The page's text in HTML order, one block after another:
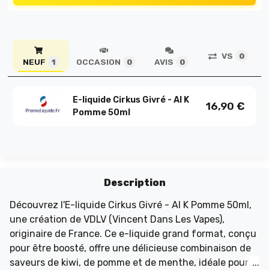
NEUF 1 OCCASION 0 AVIS 0
VS 0
E-liquide Cirkus Givré - Al K
Pomme 50ml
16,90 €
Description
Découvrez l'E-liquide Cirkus Givré - Al K Pomme 50ml,
une création de VDLV (Vincent Dans Les Vapes),
originaire de France. Ce e-liquide grand format, conçu
pour être boosté, offre une délicieuse combinaison de
saveurs de kiwi, de pomme et de menthe, idéale pour